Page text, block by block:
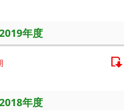
年度
年度